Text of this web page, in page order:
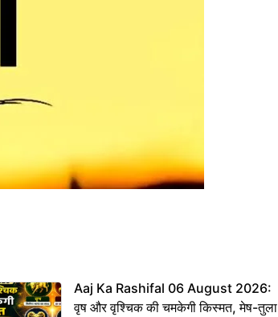
Aaj Ka Rashifal 06 August 2026:
वृष और वृश्चिक की चमकेगी किस्मत, मेष-तुला